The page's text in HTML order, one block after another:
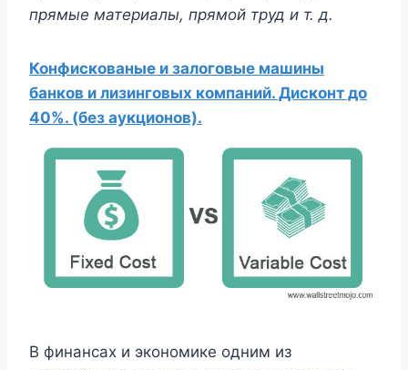
прямые материалы, прямой труд и т. д.
Конфискованые и залоговые машины
банков и лизинговых компаний. Дисконт до
40%. (без аукционов).
В финансах и экономике одним из